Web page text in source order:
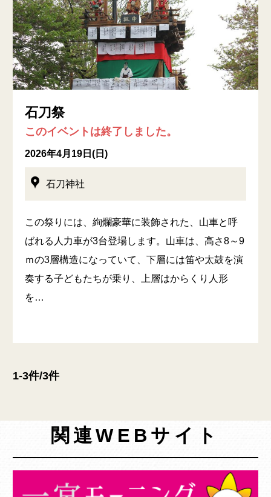
石刀祭
このイベントは終了しました。
2026年4月19日(日)
石刀神社
この祭りには、絢爛豪華に装飾された、山車と呼
ばれる人力車が3台登場します。山車は、高さ8～9
ｍの3層構造になっていて、下層には笛や太鼓を演
奏する子どもたちが乗り、上層はからくり人形
を…
1-3件/3件
関連WEBサイト